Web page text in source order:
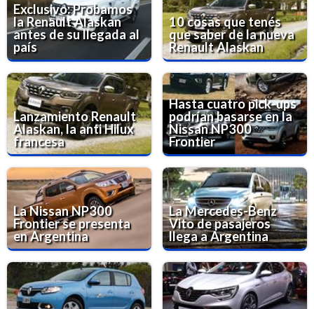
Exclusivo: Probamos
la Renault Alaskan
antes de su llegada al
país
10 cosas que tenés
que saber de la nueva
Renault Alaskan
Lanzamiento Renault
Alaskan, la anti Hilux
francesa
Hasta cuatro pick-ups
podrían basarse en la
Nissan NP300
Frontier
La Nissan NP300
Frontier se presenta
en Argentina
La Mercedes-Benz
Vito de pasajeros
llega a Argentina